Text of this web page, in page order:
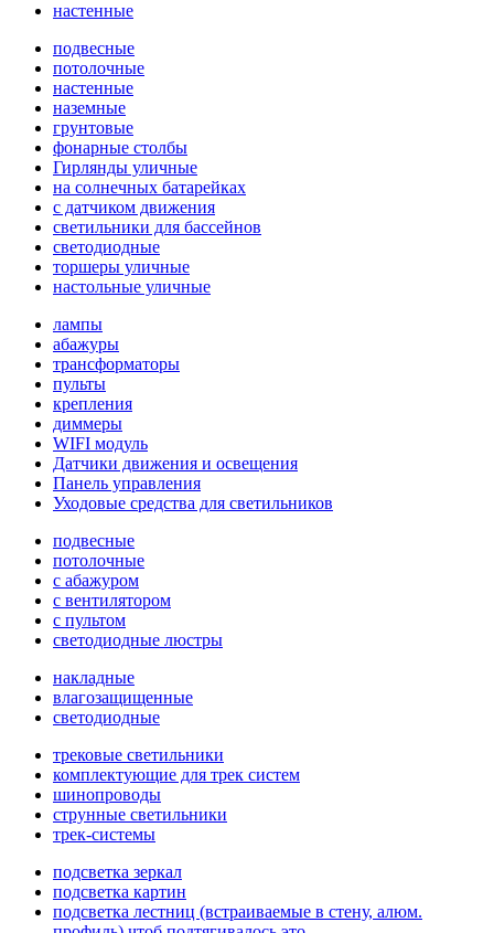
настенные
подвесные
потолочные
настенные
наземные
грунтовые
фонарные столбы
Гирлянды уличные
на солнечных батарейках
с датчиком движения
светильники для бассейнов
светодиодные
торшеры уличные
настольные уличные
лампы
абажуры
трансформаторы
пульты
крепления
диммеры
WIFI модуль
Датчики движения и освещения
Панель управления
Уходовые средства для светильников
подвесные
потолочные
с абажуром
с вентилятором
с пультом
светодиодные люстры
накладные
влагозащищенные
светодиодные
трековые светильники
комплектующие для трек систем
шинопроводы
струнные светильники
трек-системы
подсветка зеркал
подсветка картин
подсветка лестниц (встраиваемые в стену, алюм.